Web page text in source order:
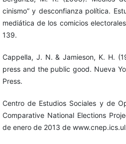
cinismo” y desconfianza política.
mediática de los comicios
139.
Cappella, J. N. & Jamieson, K. H.
press and the public good. Nueva
Press.
Centro de Estudios Sociales y de
Comparative National Elections
de enero de 2013 de